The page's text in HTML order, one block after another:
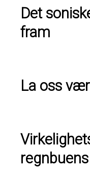
Det
fram
La oss